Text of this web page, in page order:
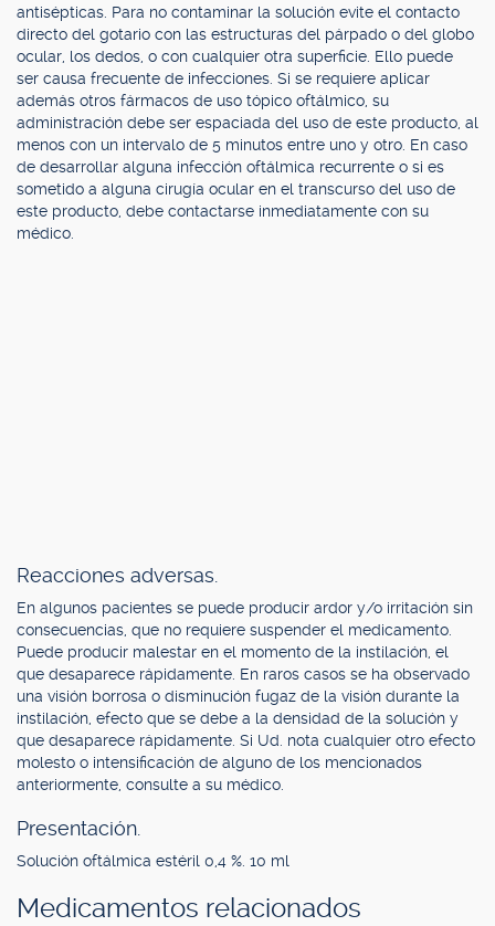
antisépticas. Para no contaminar la solución evite el contacto
directo del gotario con las estructuras del párpado o del globo
ocular, los dedos, o con cualquier otra superficie. Ello puede
ser causa frecuente de infecciones. Si se requiere aplicar
además otros fármacos de uso tópico oftálmico, su
administración debe ser espaciada del uso de este producto, al
menos con un intervalo de 5 minutos entre uno y otro. En caso
de desarrollar alguna infección oftálmica recurrente o si es
sometido a alguna cirugía ocular en el transcurso del uso de
este producto, debe contactarse inmediatamente con su
médico.
Reacciones adversas.
En algunos pacientes se puede producir ardor y/o irritación sin
consecuencias, que no requiere suspender el medicamento.
Puede producir malestar en el momento de la instilación, el
que desaparece rápidamente. En raros casos se ha observado
una visión borrosa o disminución fugaz de la visión durante la
instilación, efecto que se debe a la densidad de la solución y
que desaparece rápidamente. Si Ud. nota cualquier otro efecto
molesto o intensificación de alguno de los mencionados
anteriormente, consulte a su médico.
Presentación.
Solución oftálmica estéril 0,4 %. 10 ml
Medicamentos relacionados